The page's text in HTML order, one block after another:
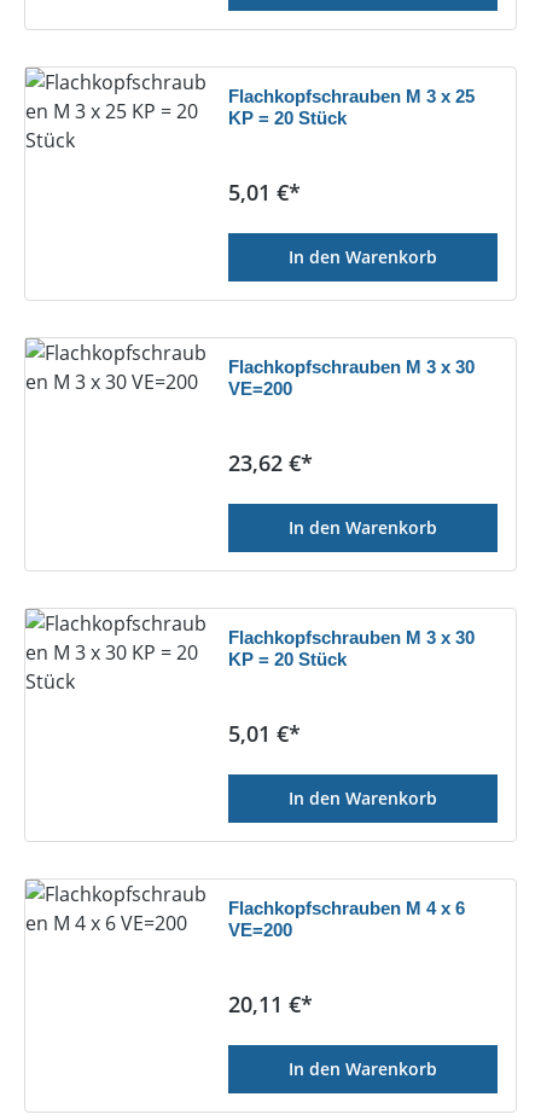
Flachkopfschrauben M 3 x 25
KP = 20 Stück
Regulärer Preis:
5,01 €*
In den Warenkorb
Flachkopfschrauben M 3 x 30
VE=200
Regulärer Preis:
23,62 €*
In den Warenkorb
Flachkopfschrauben M 3 x 30
KP = 20 Stück
Regulärer Preis:
5,01 €*
In den Warenkorb
Flachkopfschrauben M 4 x 6
VE=200
Regulärer Preis:
20,11 €*
In den Warenkorb